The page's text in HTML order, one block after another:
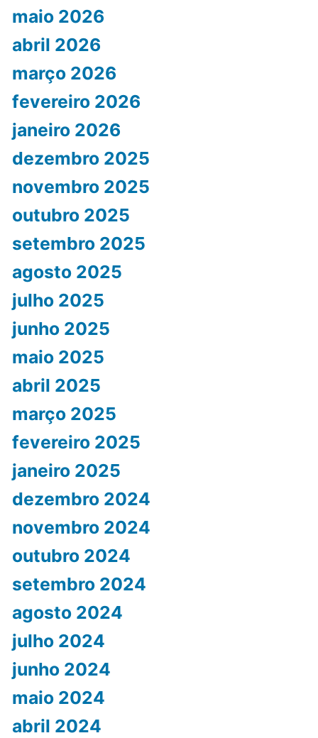
maio 2026
abril 2026
março 2026
fevereiro 2026
janeiro 2026
dezembro 2025
novembro 2025
outubro 2025
setembro 2025
agosto 2025
julho 2025
junho 2025
maio 2025
abril 2025
março 2025
fevereiro 2025
janeiro 2025
dezembro 2024
novembro 2024
outubro 2024
setembro 2024
agosto 2024
julho 2024
junho 2024
maio 2024
abril 2024